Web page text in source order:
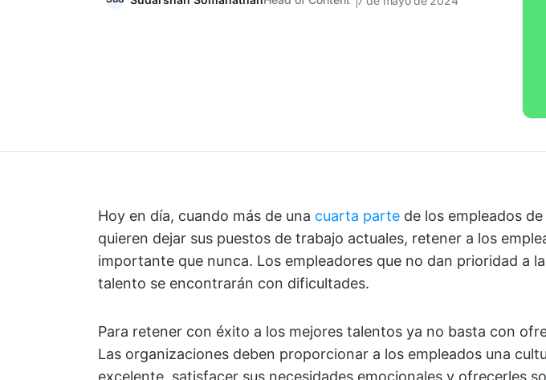
Hoy en día, cuando más de una cuarta parte de los empleados
quieren dejar sus puestos de trabajo actuales, retener a los
importante que nunca. Los empleadores que no dan prioridad a
talento se encontrarán con dificultades.
Para retener con éxito a los mejores talentos ya no basta con
Las organizaciones deben proporcionar a los empleados una
excelente, satisfacer sus necesidades emocionales y ofrecerles